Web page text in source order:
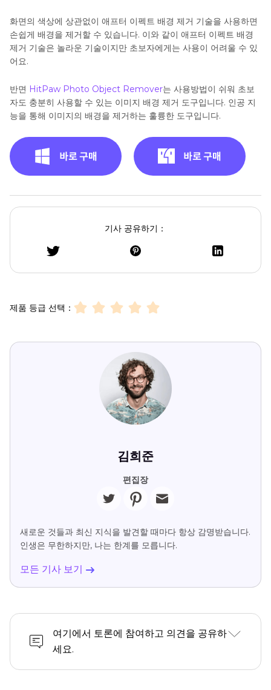
화면의 색상에 상관없이 애프터 이펙트 배경 제거 기술을 사용하면
손쉽게 배경을 제거할 수 있습니다. 이와 같이 애프터 이펙트 배경
제거 기술은 놀라운 기술이지만 초보자에게는 사용이 어려울 수 있
어요.
반면 HitPaw Photo Object Remover는 사용방법이 쉬워 초보
자도 충분히 사용할 수 있는 이미지 배경 제거 도구입니다. 인공 지
능을 통해 이미지의 배경을 제거하는 훌륭한 도구입니다.
기사 공유하기：
제품 등급 선택：
김희준
편집장
새로운 것들과 최신 지식을 발견할 때마다 항상 감명받습니다.
인생은 무한하지만, 나는 한계를 모릅니다.
모든 기사 보기
여기에서 토론에 참여하고 의견을 공유하
세요.